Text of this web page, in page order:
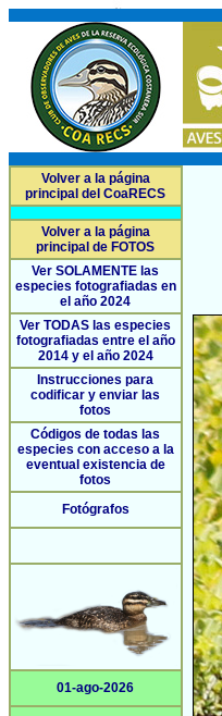
Volver a la página
principal del CoaRECS
Volver a la página
principal de FOTOS
Ver SOLAMENTE las
especies fotografiadas en
el año 2024
Ver TODAS las especies
fotografiadas entre el año
2014 y el año 2024
Instrucciones para
codificar y enviar las
fotos
Códigos de todas las
especies con acceso a la
eventual existencia de
fotos
Fotógrafos
01-ago-2026